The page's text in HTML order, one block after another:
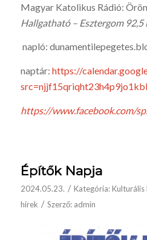
Magyar Katolikus Rádió:
Hallgatható – Esztergom 92,5
napló:
naptár: https://
https://www.facebook.com/
Építők Napja
2024.05.23. / Kategória:Kulturális
hírek / Szerző: admin